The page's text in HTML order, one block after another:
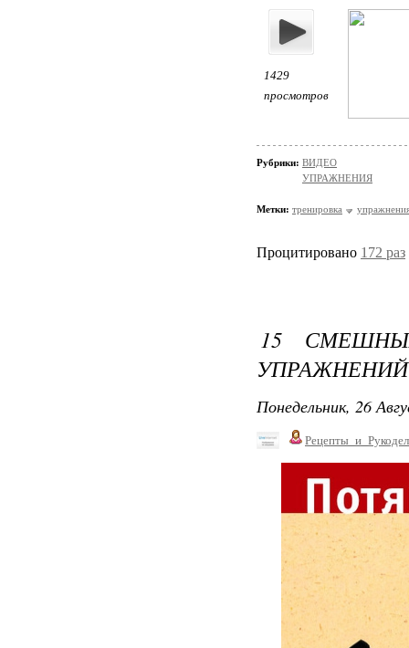
1429
просмотров
Рубрики: ВИДЕО
УПРАЖНЕНИЯ
Метки: тренировка
Процитировано 172 раз
15
УПРАЖНЕНИЙ
Понедельник, 26